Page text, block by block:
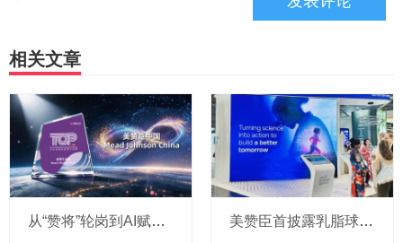
相关文章
从“赞将”轮岗到AI赋能：美赞臣如何让00后“爱上”职场？ 美赞臣首披露乳脂球膜“里程碑”成果，部分水解双蛋白配方获顶级儿科学术峰会专家认可